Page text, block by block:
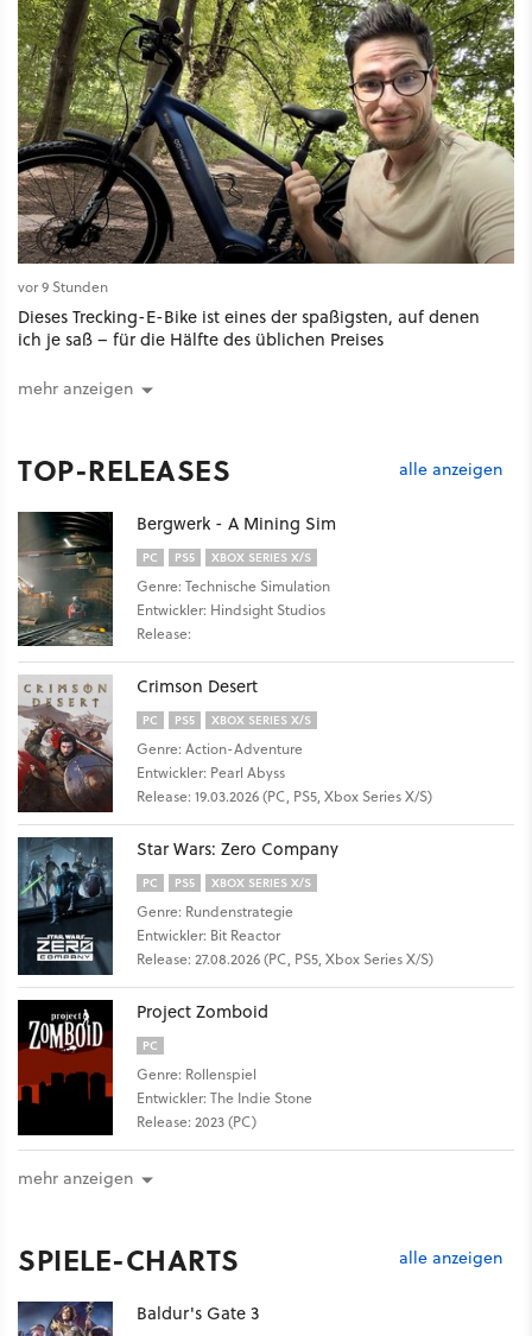
vor 9 Stunden
Dieses Trecking-E-Bike ist eines der spaßigsten, auf denen
ich je saß – für die Hälfte des üblichen Preises
mehr anzeigen
TOP-RELEASES alle anzeigen
Bergwerk - A Mining Sim
PC PS5 XBOX SERIES X/S
Genre: Technische Simulation
Entwickler: Hindsight Studios
Release:
Crimson Desert
PC PS5 XBOX SERIES X/S
Genre: Action-Adventure
Entwickler: Pearl Abyss
Release: 19.03.2026 (PC, PS5, Xbox Series X/S)
Star Wars: Zero Company
PC PS5 XBOX SERIES X/S
Genre: Rundenstrategie
Entwickler: Bit Reactor
Release: 27.08.2026 (PC, PS5, Xbox Series X/S)
Project Zomboid
PC
Genre: Rollenspiel
Entwickler: The Indie Stone
Release: 2023 (PC)
mehr anzeigen
SPIELE-CHARTS alle anzeigen
Baldur's Gate 3